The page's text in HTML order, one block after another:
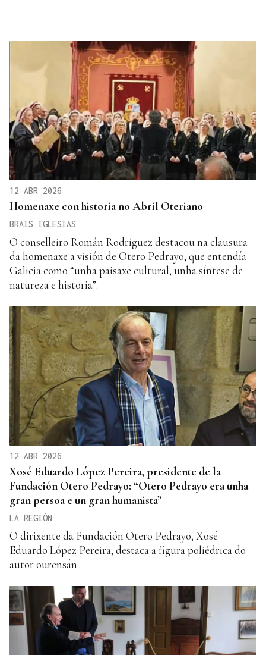
12 ABR 2026
Homenaxe con historia no Abril Oteriano
BRAIS IGLESIAS
O conselleiro Román Rodríguez destacou na clausura
da homenaxe a visión de Otero Pedrayo, que entendía
Galicia como “unha paisaxe cultural, unha síntese de
natureza e historia”.
12 ABR 2026
Xosé Eduardo López Pereira, presidente de la
Fundación Otero Pedrayo: “Otero Pedrayo era unha
gran persoa e un gran humanista”
LA REGIÓN
O dirixente da Fundación Otero Pedrayo, Xosé
Eduardo López Pereira, destaca a figura poliédrica do
autor ourensán